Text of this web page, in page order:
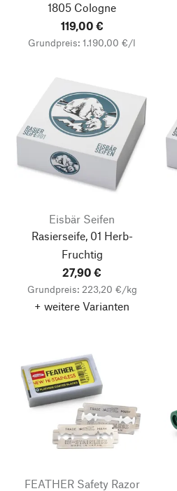
1805 Cologne
119,00 €
Grundpreis: 1.190,00 €/l
Eisbär Seifen
Rasierseife, 01 Herb-
Fruchtig
27,90 €
Grundpreis: 223,20 €/kg
+ weitere Varianten
FEATHER Safety Razor